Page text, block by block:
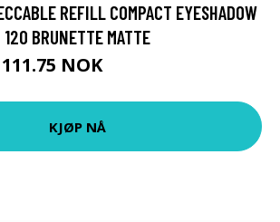
REFILL COMPACT EYESHADOW
120 BRUNETTE MATTE
111.75 NOK
KJØP NÅ